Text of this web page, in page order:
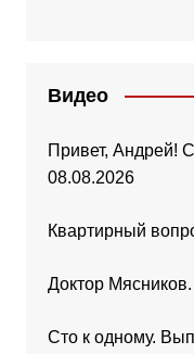
Видео
Привет, Андрей!
08.08.2026
Квартирный
Доктор
Сто к одному.